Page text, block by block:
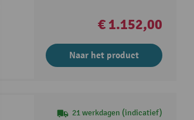
€ 1.152,00
Naar het product
21 werkdagen (indicatief)